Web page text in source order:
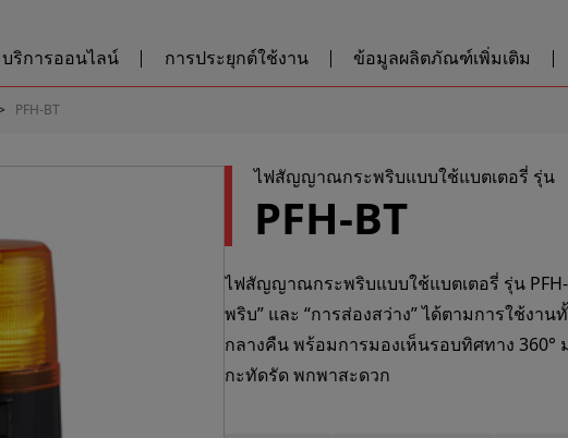
บริการออนไลน์ การประยุกต์ใช้งาน ข้อมูลผลิตภัณฑ์เพิ่มเติม
PFH-BT
ไฟสัญญาณกระพริบแบบใช้แบตเตอรี่ รุ่น
PFH-BT
ไฟสัญญาณกระพริบแบบใช้แบตเตอรี่ รุ่น
พริบ” และ “การส่องสว่าง” ได้ตามการใช้งา
กลางคืน พร้อมการมองเห็นรอบทิศทาง 360°
กะทัดรัด พกพาสะดวก